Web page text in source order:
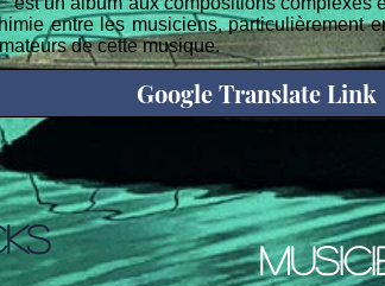
entre les musiciens, particulièrement
de cette musique.
Google Translate Link